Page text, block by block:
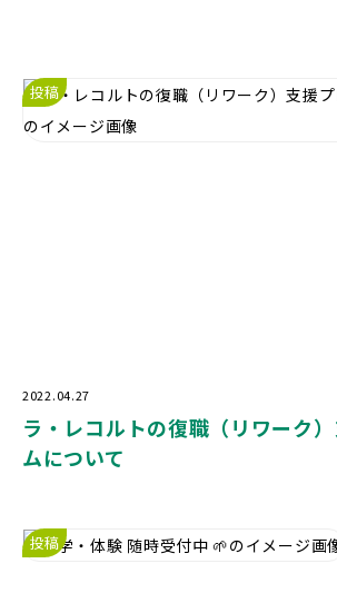
投稿
2022.04.27
ラ・レコルトの復職（リワーク
ムについて
投稿